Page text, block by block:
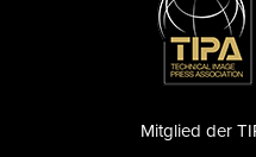
Mitglied der